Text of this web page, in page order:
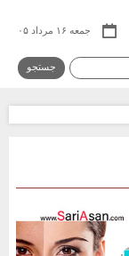
جمعه ۱۶ مرداد ۰۵